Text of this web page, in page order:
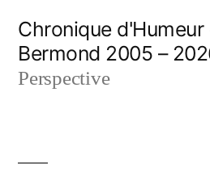
contenu
Chronique
Bermond 2005 –
Perspective